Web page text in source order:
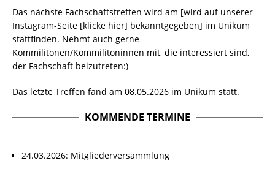
Das nächste Fachschaftstreffen wird am [wird auf unserer
Instagram-Seite [klicke hier] bekanntgegeben] im Unikum
stattfinden. Nehmt auch gerne
Kommilitonen/Kommilitoninnen mit, die interessiert sind,
der Fachschaft beizutreten:)
Das letzte Treffen fand am 08.05.2026 im Unikum statt.
KOMMENDE TERMINE
24.03.2026: Mitgliederversammlung